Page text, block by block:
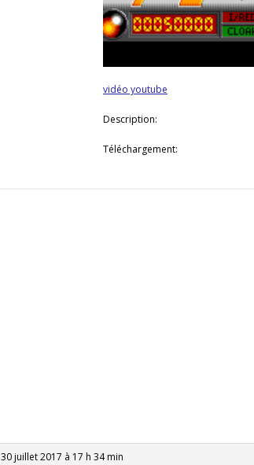
vidéo youtube
Description:
Téléchargement:
30 juillet 2017 à 17 h 34 min